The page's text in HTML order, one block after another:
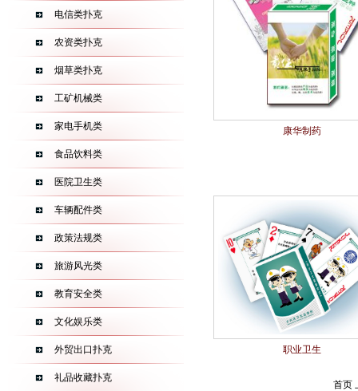
电信类扑克
农资类扑克
烟草类扑克
工矿机械类
家电手机类
食品饮料类
医院卫生类
车辆配件类
政策法规类
旅游风光类
教育安全类
文化娱乐类
外贸出口扑克
礼品收藏扑克
康华制药
职业卫生
首页